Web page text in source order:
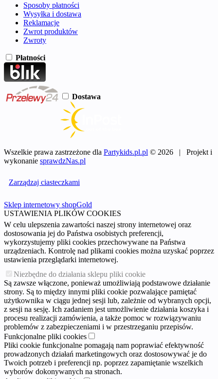
Sposoby płatności
Wysyłka i dostawa
Reklamacje
Zwrot produktów
Zwroty
Płatności
Dostawa
Wszelkie prawa zastrzeżone dla Partykids.pl.pl © 2026 | Projekt i
wykonanie sprawdzNas.pl
Zarządzaj ciasteczkami
Sklep internetowy shopGold
USTAWIENIA PLIKÓW COOKIES
W celu ulepszenia zawartości naszej strony internetowej oraz
dostosowania jej do Państwa osobistych preferencji,
wykorzystujemy pliki cookies przechowywane na Państwa
urządzeniach. Kontrolę nad plikami cookies można uzyskać poprzez
ustawienia przeglądarki internetowej.
Niezbędne do działania sklepu pliki cookie
Są zawsze włączone, ponieważ umożliwiają podstawowe działanie
strony. Są to między innymi pliki cookie pozwalające pamiętać
użytkownika w ciągu jednej sesji lub, zależnie od wybranych opcji,
z sesji na sesję. Ich zadaniem jest umożliwienie działania koszyka i
procesu realizacji zamówienia, a także pomoc w rozwiązywaniu
problemów z zabezpieczeniami i w przestrzeganiu przepisów.
Funkcjonalne pliki cookies
Pliki cookie funkcjonalne pomagają nam poprawiać efektywność
prowadzonych działań marketingowych oraz dostosowywać je do
Twoich potrzeb i preferencji np. poprzez zapamiętanie wszelkich
wyborów dokonywanych na stronach.